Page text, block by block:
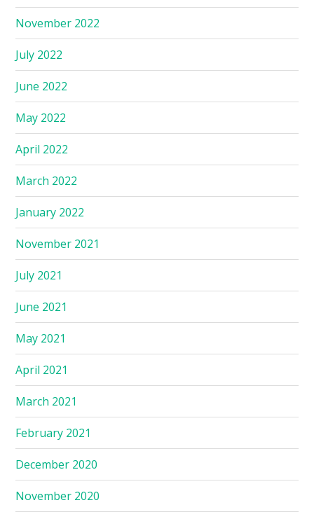
November 2022
July 2022
June 2022
May 2022
April 2022
March 2022
January 2022
November 2021
July 2021
June 2021
May 2021
April 2021
March 2021
February 2021
December 2020
November 2020